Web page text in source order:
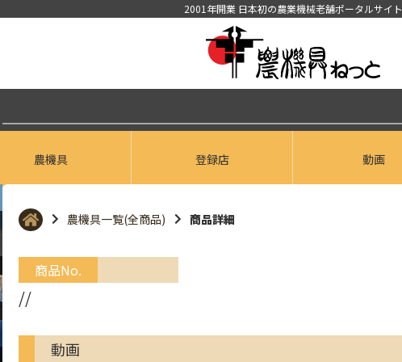
2001年開業 日本初の農業機械老舗ポータルサイト
農機具 登録店 動画
農機具一覧(全商品) 商品詳細
商品No.
//
動画